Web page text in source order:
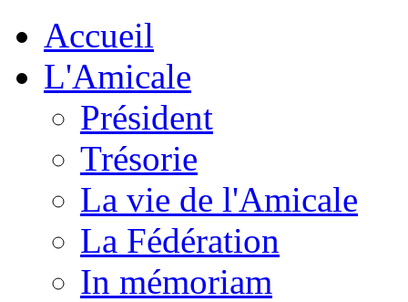
Accueil
L'Amicale
Président
Trésorie
La vie de l'Amicale
La Fédération
In mémoriam